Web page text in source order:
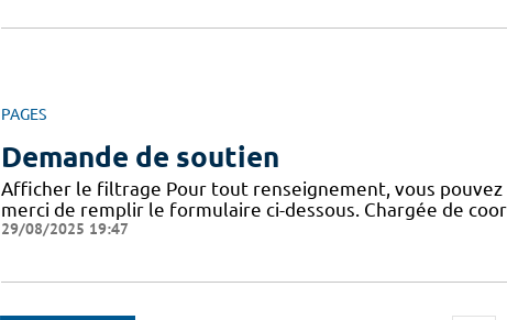
PAGES
Demande de soutien
Afficher le filtrage Pour tout renseignement, vous
merci de remplir le formulaire ci-dessous. Chargée de
29/08/2025 19:47